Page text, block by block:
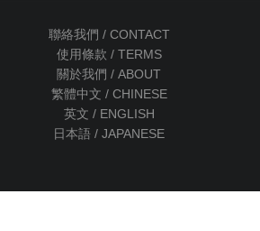
聯絡我們 / CONTACT
使用條款 / TERMS
關於我們 / ABOUT
繁體中文 / CHINESE
英文 / ENGLISH
日本語 / JAPANESE